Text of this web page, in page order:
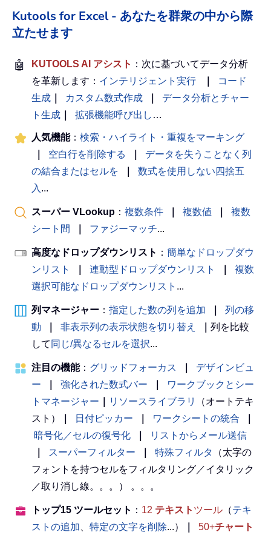
Kutools for Excel - あなたを群衆の中から際
立たせます
🤖 KUTOOLS AI アシスト ：次に基づいてデータ分析
を革新します： インテリジェント実行
コード
生成
カスタム数式作成
データ分析とチャー
ト生成
拡張機能呼び出し …
人気機能： 検索・ハイライト・重複をマーキング
空白行を削除する
データを失うことなく列
の結合またはセルを
数式を使用しない四捨五
入 ...
スーパー VLookup ： 複数条件 複数値
複数
シート間
ファジーマッチ...
高度なドロップダウンリスト ： 簡単なドロップダウ
ンリスト
連動型ドロップダウンリスト
複数
選択可能なドロップダウンリスト ...
列マネージャー ： 指定した数の列を追加
列の移
動
非表示列の表示状態を切り替え
列を比較
して 同じ/異なるセルを選択...
注目の機能： グリッドフォーカス
デザインビュ
ー
強化された数式バー
ワークブックとシー
トマネージャー
リソースライブラリ
（オートテキ
スト）
日付ピッカー ワークシートの統合
暗号化／セルの復号化
リストからメール送信
スーパーフィルター 特殊フィルタ
（太字の
フォントを持つセルをフィルタリング／イタリック
／取り消し線。。。） 。。。
トップ15 ツールセット ： 12 テキスト ツール （テキ
ストの追加
特定の文字を削除...） 50+チャート